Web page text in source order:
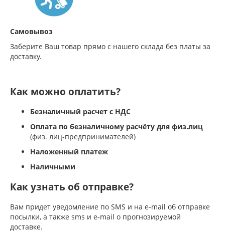
Самовывоз
Заберите Ваш товар прямо с нашего склада без платы за
доставку.
Как можно оплатить?
Безналичный расчет с НДС
Оплата по безналичному расчёту для физ.лиц
(физ. лиц-предпринимателей)
Наложенный платеж
Наличными
Как узнать об отправке?
Вам придет уведомление по SMS и на e-mail об отправке
посылки, а также sms и e-mail о прогнозируемой
доставке.